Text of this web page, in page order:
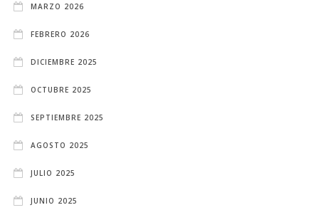
MARZO 2026
FEBRERO 2026
DICIEMBRE 2025
OCTUBRE 2025
SEPTIEMBRE 2025
AGOSTO 2025
JULIO 2025
JUNIO 2025